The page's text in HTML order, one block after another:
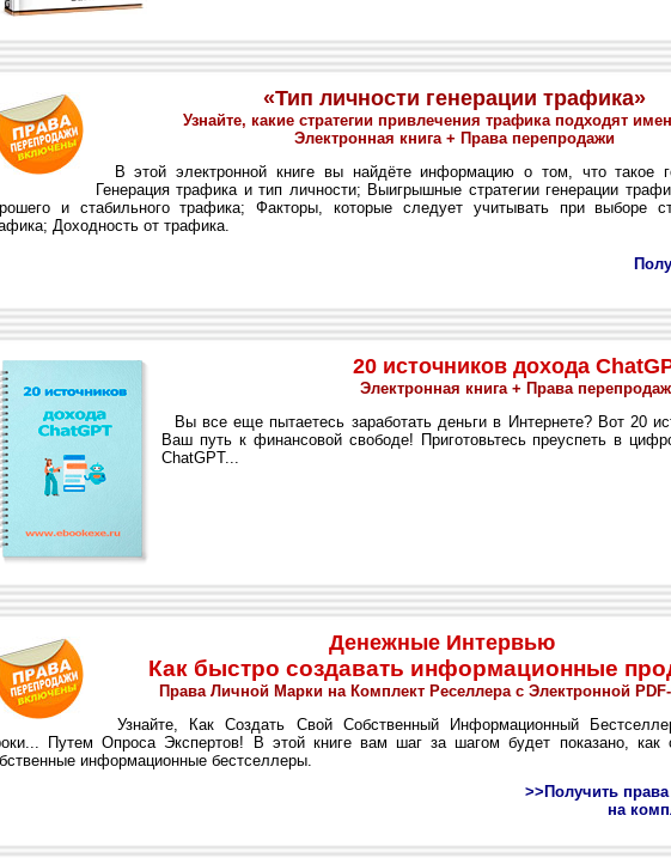
«Тип личности генерации трафика»
Узнайте, какие стратегии привлечения трафика подходят
Электронная книга + Права перепродажи
В этой электронной книге вы найдёте информацию о том, что такое
Генерация трафика и тип личности; Выигрышные стратегии генерации
и стабильного трафика; Факторы, которые следует учитывать при выборе
Доходность от трафика.
20 источников дохода
Электронная книга + Права
Вы все еще пытаетесь заработать деньги в Интернете? Вот 20
Ваш путь к финансовой свободе! Приготовьтесь преуспеть в
ChatGPT...
Денежные Интервью
Как быстро создавать информационные
Права Личной Марки на Комплект Реселлера с Электронной
Узнайте, Как Создать Свой Собственный Информационный
Путем Опроса Экспертов! В этой книге вам шаг за шагом будет показано, как
информационные бестселлеры.
>>Получить
на